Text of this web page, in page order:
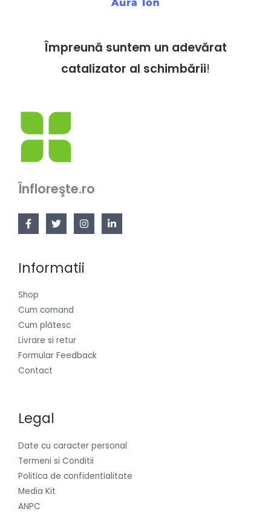
Împreună suntem un adevărat
catalizator al schimbării!
Înfloreşte.ro
Informatii
Shop
Cum comand
Cum plătesc
Livrare si retur
Formular Feedback
Contact
Legal
Date cu caracter personal
Termeni si Conditii
Politica de confidentialitate
Media Kit
ANPC